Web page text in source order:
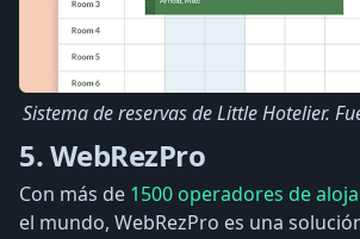
Sistema de reservas de Little Hotelier.
5. WebRezPro
Con más de 1500 operadores de
el mundo, WebRezPro es una